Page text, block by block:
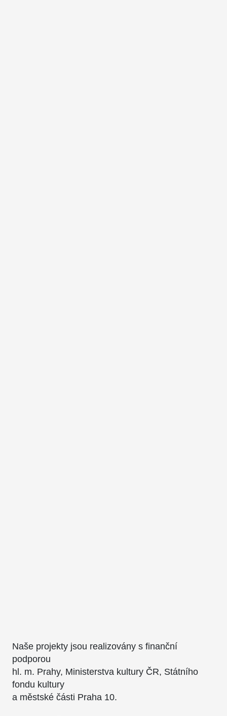
Naše projekty jsou realizovány s finanční
podporou
hl. m. Prahy, Ministerstva kultury ČR, Státního
fondu kultury
a městské části Praha 10.